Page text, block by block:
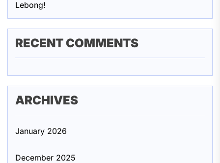
Lebong!
RECENT COMMENTS
ARCHIVES
January 2026
December 2025